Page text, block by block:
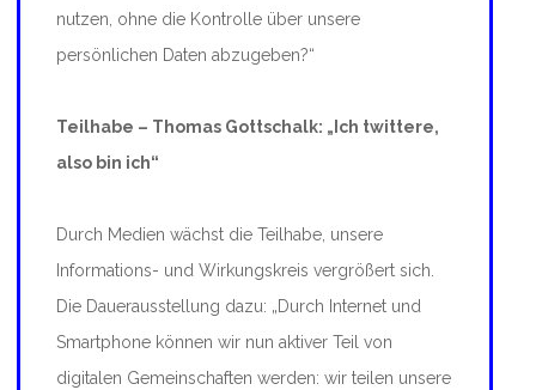
nutzen, ohne die Kontrolle über unsere
persönlichen Daten abzugeben?“
Teilhabe – Thomas Gottschalk: „Ich twittere,
also bin ich“
Durch Medien wächst die Teilhabe, unsere
Informations- und Wirkungskreis vergrößert sich.
Die Dauerausstellung dazu: „Durch Internet und
Smartphone können wir nun aktiver Teil von
digitalen Gemeinschaften werden: wir teilen unsere